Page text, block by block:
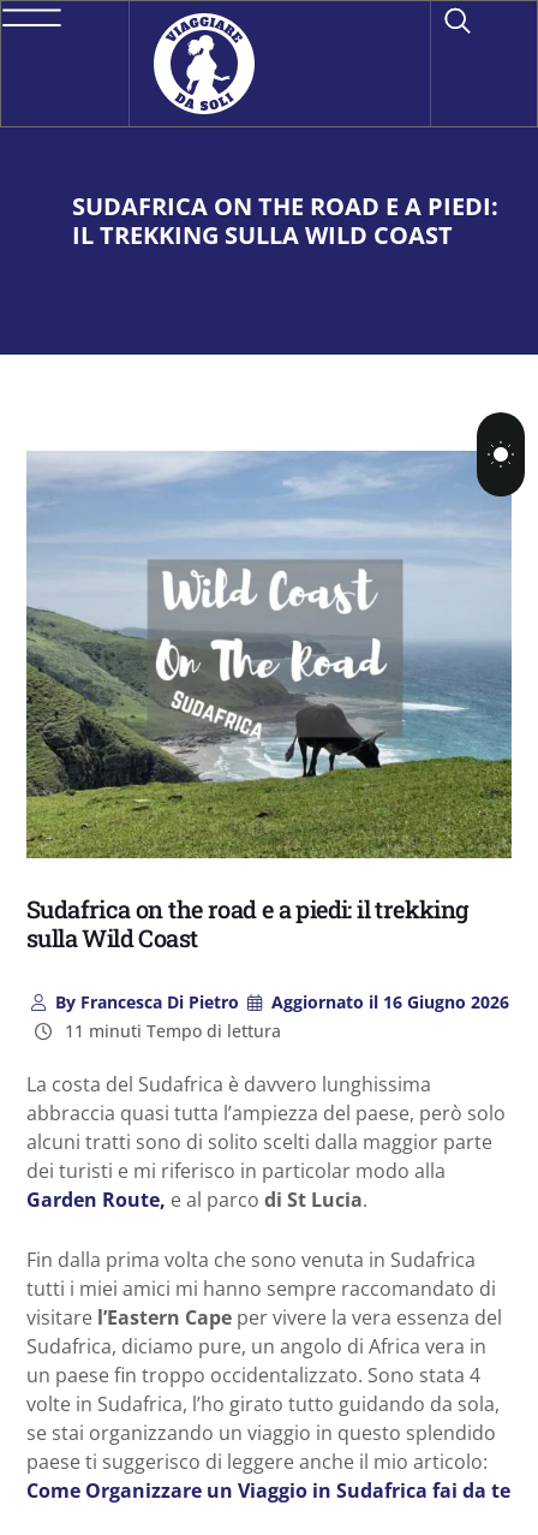
SUDAFRICA ON THE ROAD E A PIEDI:
IL TREKKING SULLA WILD COAST
Sudafrica on the road e a piedi: il trekking
sulla Wild Coast
ByFrancesca Di Pietro Aggiornato il 16 Giugno 2026
11 minuti Tempo di lettura
La costa del Sudafrica è davvero lunghissima
abbraccia quasi tutta l’ampiezza del paese, però solo
alcuni tratti sono di solito scelti dalla maggior parte
dei turisti e mi riferisco in particolar modo alla
Garden Route, e al parco di St Lucia.
Fin dalla prima volta che sono venuta in Sudafrica
tutti i miei amici mi hanno sempre raccomandato di
visitare l’Eastern Cape per vivere la vera essenza del
Sudafrica, diciamo pure, un angolo di Africa vera in
un paese fin troppo occidentalizzato. Sono stata 4
volte in Sudafrica, l’ho girato tutto guidando da sola,
se stai organizzando un viaggio in questo splendido
paese ti suggerisco di leggere anche il mio articolo:
Come Organizzare un Viaggio in Sudafrica fai da te